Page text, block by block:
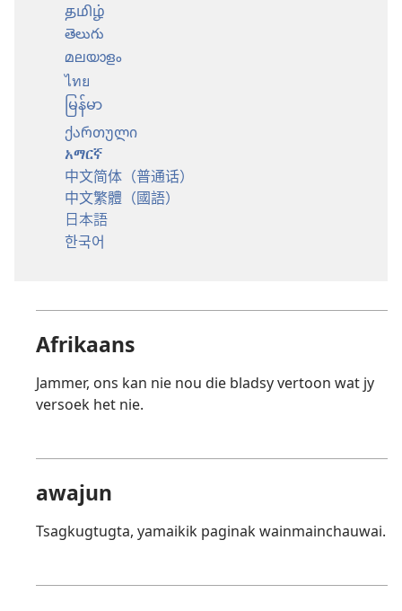
தமிழ்
తెలుగు
മലയാളം
ไทย
မြန်မာ
ქართული
አማርኛ
中文简体（普通话）
中文繁體（國語）
日本語
한국어
Afrikaans
Jammer, ons kan nie nou die bladsy vertoon wat jy
versoek het nie.
awajun
Tsagkugtugta, yamaikik paginak wainmainchauwai.